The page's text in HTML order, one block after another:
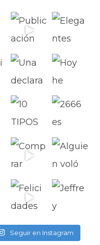
Seguir en Instagram